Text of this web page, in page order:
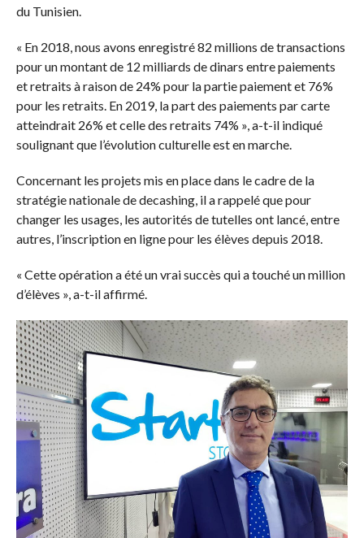
du Tunisien.
« En 2018, nous avons enregistré 82 millions de transactions
pour un montant de 12 milliards de dinars entre paiements
et retraits à raison de 24% pour la partie paiement et 76%
pour les retraits. En 2019, la part des paiements par carte
atteindrait 26% et celle des retraits 74% », a-t-il indiqué
soulignant que l’évolution culturelle est en marche.
Concernant les projets mis en place dans le cadre de la
stratégie nationale de decashing, il a rappelé que pour
changer les usages, les autorités de tutelles ont lancé, entre
autres, l’inscription en ligne pour les élèves depuis 2018.
« Cette opération a été un vrai succès qui a touché un million
d’élèves », a-t-il affirmé.